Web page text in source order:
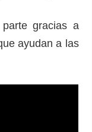
gracias a
ayudan a las